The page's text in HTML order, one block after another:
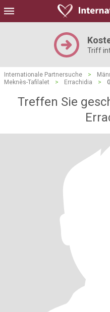
Triff
Internationale Partnersuche >
Meknès-Tafilalet
> Errachidia >
Treffen Sie